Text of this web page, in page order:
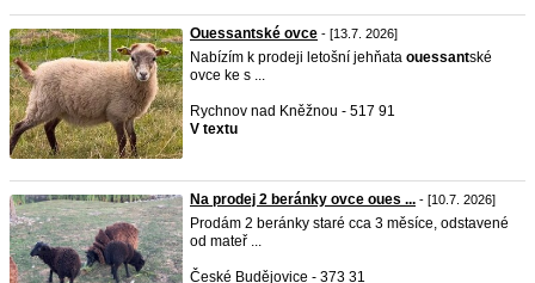
Ouessantské ovce - [13.7. 2026]
Nabízím k prodeji letošní jehňata ouessantské
ovce ke s ...
Rychnov nad Kněžnou - 517 91
V textu
Na prodej 2 beránky ovce oues ... - [10.7. 2026]
Prodám 2 beránky staré cca 3 měsíce, odstavené
od mateř ...
České Budějovice - 373 31